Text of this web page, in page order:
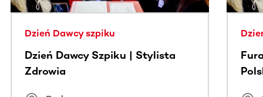
Dzień Dawcy szpiku
Dzień Dawcy Szpiku | Stylista
Zdrowia